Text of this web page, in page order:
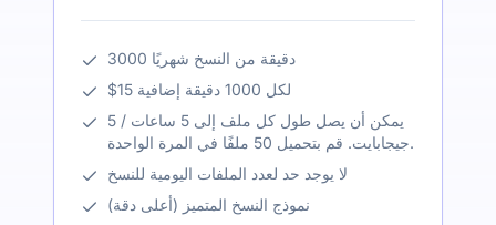
3000 دقيقة من النسخ شهريًا
$15 لكل 1000 دقيقة إضافية
يمكن أن يصل طول كل ملف إلى 5 ساعات / 5
جيجابايت. قم بتحميل 50 ملفًا في المرة الواحدة.
لا يوجد حد لعدد الملفات اليومية للنسخ
نموذج النسخ المتميز (أعلى دقة)